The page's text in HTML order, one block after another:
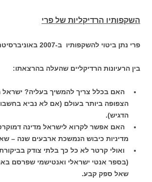
השקפותיו הרדיקליות של פרי
פרי נתן ביטוי להשקפותיו ב-2007 באוניברסיטת תל אביב
בין הרעיונות הרדיקליים שהעלה בהרצאתו:
האם בכלל צריך להמשיך בעליה? ישראל
הצפופה ביותר בעולם (אם לא נביא
הדגיש).
האם אפשר לקרוא לישראל מדינה
מדיניות כיבוש הנמשכת ארבעים שנה –
ואולי קרטר לא כל כך בלתי צודק
(בספר אנטי ישראלי ואנטישמי שפרסם
שאל ספק קבע.